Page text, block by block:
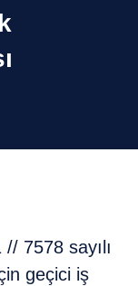
7578 sayılı
geçici iş